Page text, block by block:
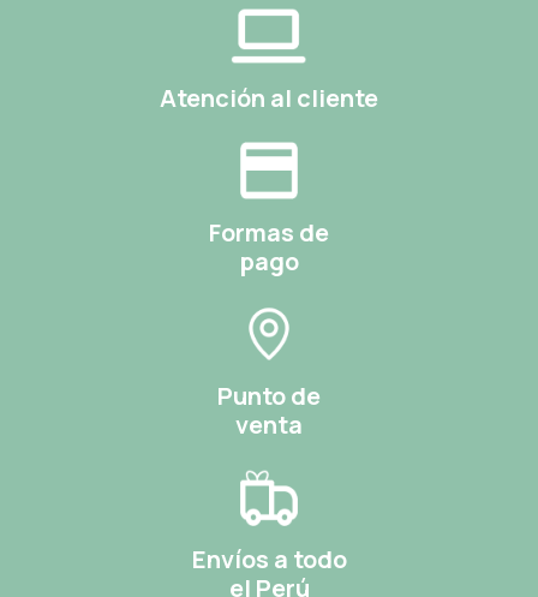
Atención al cliente
Formas de
pago
Punto de
venta
Envíos a todo
el Perú